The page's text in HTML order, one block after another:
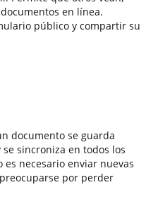
en línea.
público y compartir su
documento se guarda
sincroniza en todos los
necesario enviar nuevas
por perder